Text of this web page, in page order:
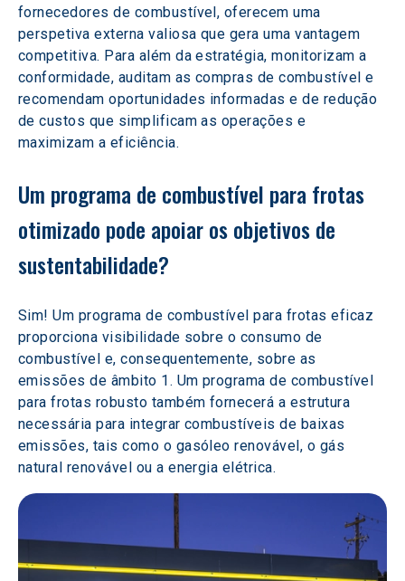
fornecedores de combustível, oferecem uma
perspetiva externa valiosa que gera uma vantagem
competitiva. Para além da estratégia, monitorizam a
conformidade, auditam as compras de combustível e
recomendam oportunidades informadas e de redução
de custos que simplificam as operações e
maximizam a eficiência.
Um programa de combustível para frotas
otimizado pode apoiar os objetivos de
sustentabilidade?
Sim! Um programa de combustível para frotas eficaz
proporciona visibilidade sobre o consumo de
combustível e, consequentemente, sobre as
emissões de âmbito 1. Um programa de combustível
para frotas robusto também fornecerá a estrutura
necessária para integrar combustíveis de baixas
emissões, tais como o gasóleo renovável, o gás
natural renovável ou a energia elétrica.